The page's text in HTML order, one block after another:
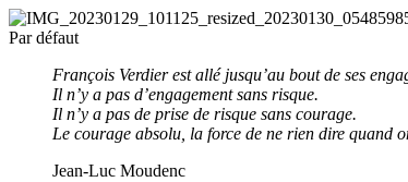
Par défaut
François Verdier est allé jusqu’au bout de ses
Il n’y a pas d’engagement sans risque.
Il n’y a pas de prise de risque sans courage.
Le courage absolu, la force de ne rien dire quand
Jean-Luc Moudenc